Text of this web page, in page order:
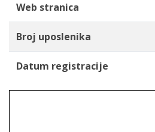
Web stranica
Broj uposlenika
Datum registracije